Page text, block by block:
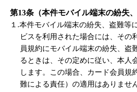
第13条（本件モバイル端末の紛失、
１.本件モバイル端末の紛失、盗難等
ビスを利用された場合には、その
員規約にモバイル端末の紛失、盗
るときは、その定めに従い、本人
します。この場合、カード会員規
難による責任）の適用はありません